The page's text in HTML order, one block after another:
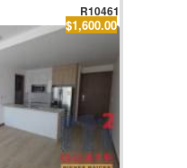
R10461
$1,600.00